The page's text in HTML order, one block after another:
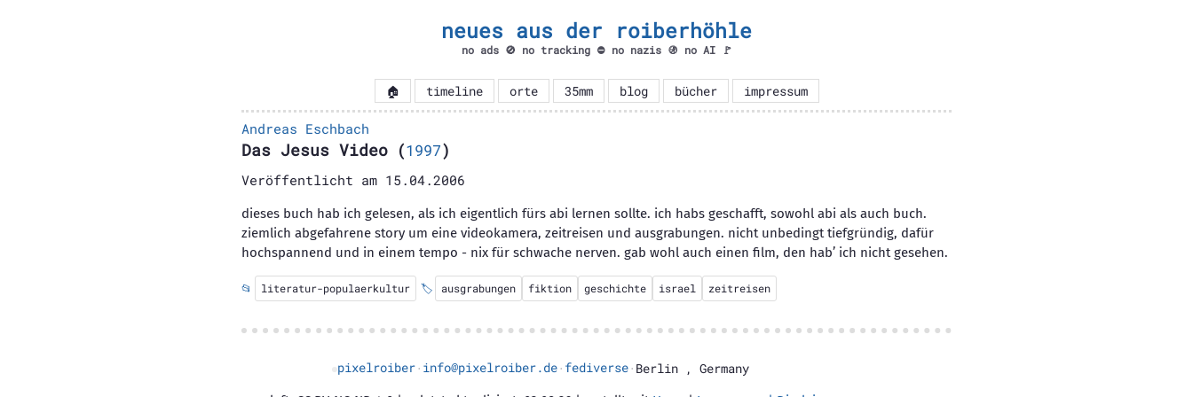
neues aus der roiberhöhle
no ads 🚫 no tracking ⛔ no nazis 🚯 no AI 🚩
🏠 timeline orte 35mm blog bücher impressum
Andreas Eschbach
Das Jesus Video (1997)
Veröffentlicht am 15.04.2006
dieses buch hab ich gelesen, als ich eigentlich fürs abi lernen sollte. ich habs geschafft, sowohl abi als auch buch.
ziemlich abgefahrene story um eine videokamera, zeitreisen und ausgrabungen. nicht unbedingt tiefgründig, dafür
hochspannend und in einem tempo - nix für schwache nerven. gab wohl auch einen film, den hab’ ich nicht gesehen.
📂 literatur-populaerkultur 🏷️ ausgrabungen fiktion geschichte israel zeitreisen
pixelroiber· info@pixelroiber.de· fediverse· Berlin , Germany